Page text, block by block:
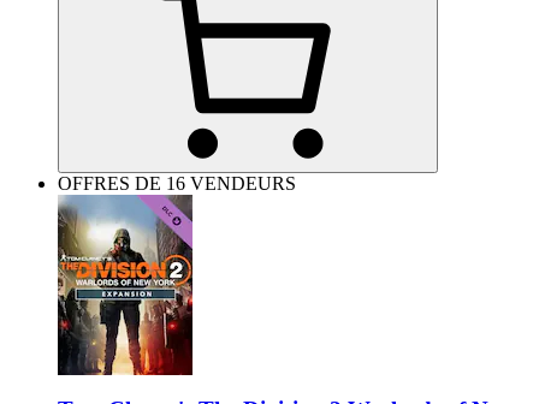
OFFRES DE 16 VENDEURS